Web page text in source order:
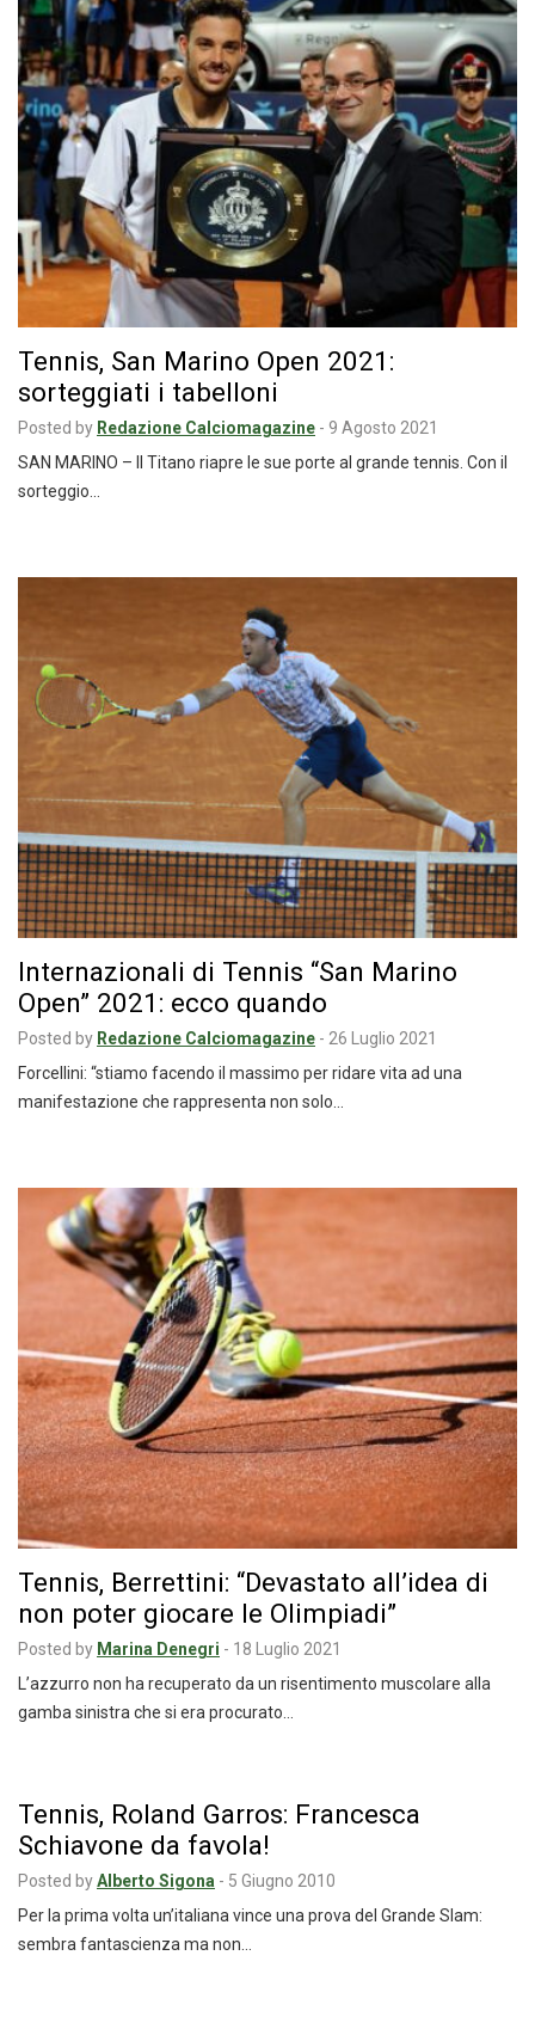
Tennis, San Marino Open 2021:
sorteggiati i tabelloni
Posted by Redazione Calciomagazine - 9 Agosto 2021
SAN MARINO – Il Titano riapre le sue porte al grande tennis. Con il
sorteggio…
Internazionali di Tennis “San Marino
Open” 2021: ecco quando
Posted by Redazione Calciomagazine - 26 Luglio 2021
Forcellini: “stiamo facendo il massimo per ridare vita ad una
manifestazione che rappresenta non solo…
Tennis, Berrettini: “Devastato all’idea di
non poter giocare le Olimpiadi”
Posted by Marina Denegri - 18 Luglio 2021
L’azzurro non ha recuperato da un risentimento muscolare alla
gamba sinistra che si era procurato…
Tennis, Roland Garros: Francesca
Schiavone da favola!
Posted byAlberto Sigona - 5 Giugno 2010
Per la prima volta un’italiana vince una prova del Grande Slam:
sembra fantascienza ma non…